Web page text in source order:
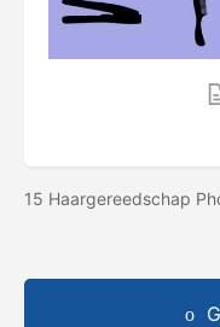
15 Haargereedschap